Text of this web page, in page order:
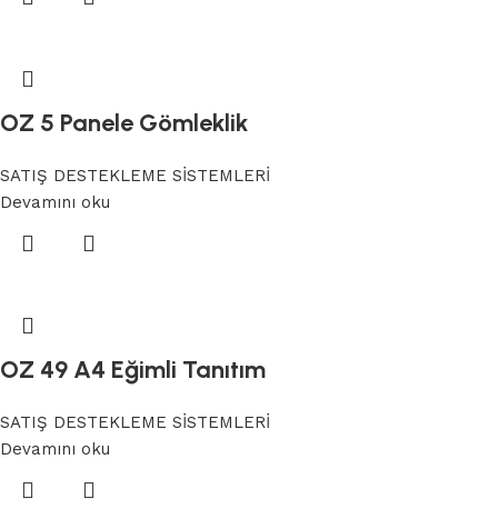
OZ 5 Panele Gömleklik
SATIŞ DESTEKLEME SİSTEMLERİ
Devamını oku
OZ 49 A4 Eğimli Tanıtım
SATIŞ DESTEKLEME SİSTEMLERİ
Devamını oku